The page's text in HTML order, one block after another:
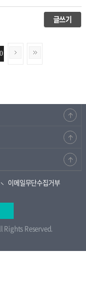
글쓰기
이메일무단수집거부
Rights Reserved.